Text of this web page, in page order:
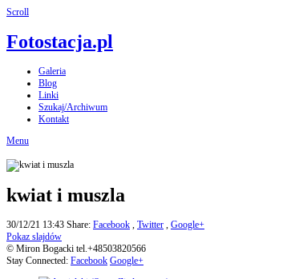
Scroll
Fotostacja.pl
Galeria
Blog
Linki
Szukaj/Archiwum
Kontakt
Menu
kwiat i muszla
30/12/21 13:43 Share: Facebook , Twitter , Google+
Pokaz slajdów
© Miron Bogacki tel.+48503820566
Stay Connected: Facebook Google+